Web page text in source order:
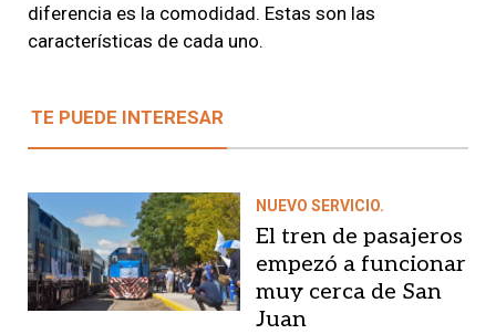
diferencia es la comodidad. Estas son las
características de cada uno.
TE PUEDE INTERESAR
NUEVO SERVICIO.
El tren de pasajeros
empezó a funcionar
muy cerca de San
Juan